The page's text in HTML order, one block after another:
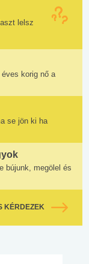
lelsz
korig nő a
se jön ki ha
bújunk, megölel és
KÉRDEZEK